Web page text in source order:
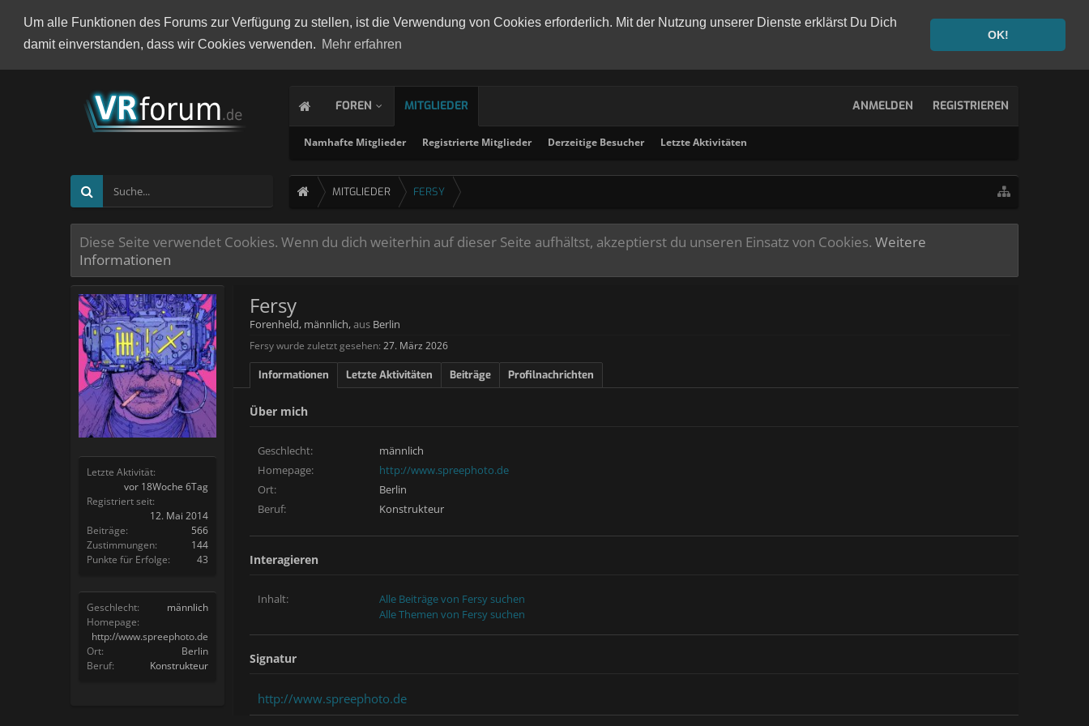
Um alle Funktionen des Forums zur Verfügung zu stellen, ist die Verwendung von Cookies erforderlich. Mit der Nutzung unserer Dienste erklärst Du Dich
damit einverstanden, dass wir Cookies verwenden. Mehr erfahren
OK!
FOREN MITGLIEDER
Namhafte Mitglieder Registrierte Mitglieder Derzeitige Besucher Letzte Aktivitäten
ANMELDEN REGISTRIEREN
MITGLIEDER FERSY
Diese Seite verwendet Cookies. Wenn du dich weiterhin auf dieser Seite aufhältst, akzeptierst du unseren Einsatz von Cookies. Weitere
Informationen
Letzte Aktivität:
vor 18Woche 6Tag
Registriert seit:
12. Mai 2014
Beiträge:
566
Zustimmungen:
144
Punkte für Erfolge:
43
Geschlecht:
männlich
Homepage:
http://www.spreephoto.de
Ort:
Berlin
Beruf:
Konstrukteur
Fersy
Forenheld, männlich,aus Berlin
Fersy wurde zuletzt gesehen: 27. März 2026
Informationen Letzte Aktivitäten Beiträge Profilnachrichten
Über mich
Geschlecht:
männlich
Homepage:
http://www.spreephoto.de
Ort:
Berlin
Beruf:
Konstrukteur
Interagieren
Inhalt:
Alle Beiträge von Fersy suchen
Alle Themen von Fersy suchen
Signatur
http://www.spreephoto.de